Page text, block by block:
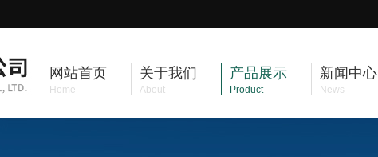
网站首页
Home
关于我们
About
产品展示
Product
新闻中心
News